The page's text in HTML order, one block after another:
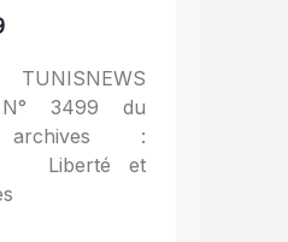
3499 du
:
Liberté et